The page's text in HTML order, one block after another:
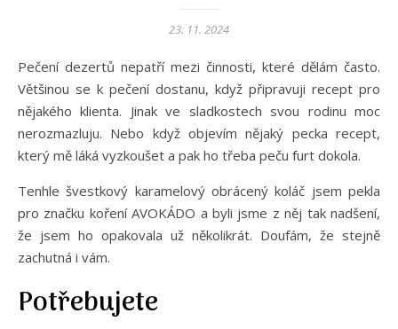
23. 11. 2024
Pečení dezertů nepatří mezi činnosti, které dělám často.
Většinou se k pečení dostanu, když připravuji recept pro
nějakého klienta. Jinak ve sladkostech svou rodinu moc
nerozmazluju. Nebo když objevím nějaký pecka recept,
který mě láká vyzkoušet a pak ho třeba peču furt dokola.
Tenhle švestkový karamelový obrácený koláč jsem pekla
pro značku koření AVOKÁDO a byli jsme z něj tak nadšení,
že jsem ho opakovala už několikrát. Doufám, že stejně
zachutná i vám.
Potřebujete